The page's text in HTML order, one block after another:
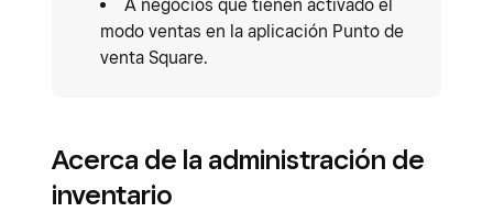
A negocios que tienen activado el
modo ventas en la aplicación Punto de
venta Square.
Acerca de la administración de
inventario